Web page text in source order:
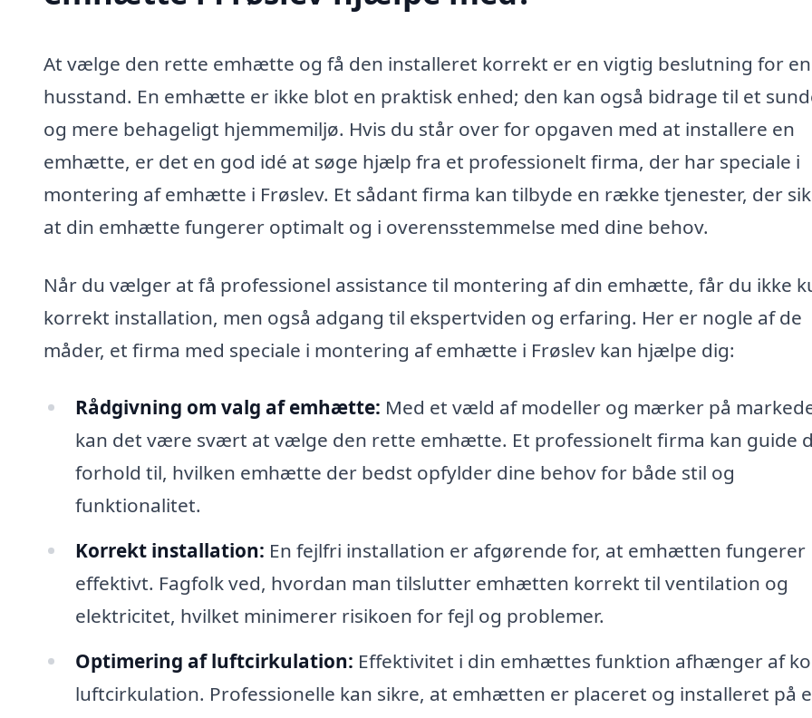
At vælge den rette emhætte og få den installeret korrekt er en vigtig beslutning for
husstand. En emhætte er ikke blot en praktisk enhed; den kan også bidrage til et
og mere behageligt hjemmemiljø. Hvis du står over for opgaven med at installere en
emhætte, er det en god idé at søge hjælp fra et professionelt firma, der har speciale i
montering af emhætte i Frøslev. Et sådant firma kan tilbyde en række tjenester, der
at din emhætte fungerer optimalt og i overensstemmelse med dine behov.
Når du vælger at få professionel assistance til montering af din emhætte, får du ikke
korrekt installation, men også adgang til ekspertviden og erfaring. Her er nogle af de
måder, et firma med speciale i montering af emhætte i Frøslev kan hjælpe dig:
Rådgivning om valg af emhætte: Med et væld af modeller og mærker på
kan det være svært at vælge den rette emhætte. Et professionelt firma kan guide
forhold til, hvilken emhætte der bedst opfylder dine behov for både stil og
funktionalitet.
Korrekt installation: En fejlfri installation er afgørende for, at emhætten fungerer
effektivt. Fagfolk ved, hvordan man tilslutter emhætten korrekt til ventilation og
elektricitet, hvilket minimerer risikoen for fejl og problemer.
Optimering af luftcirkulation: Effektivitet i din emhættes funktion afhænger af
luftcirkulation. Professionelle kan sikre, at emhætten er placeret og installeret på